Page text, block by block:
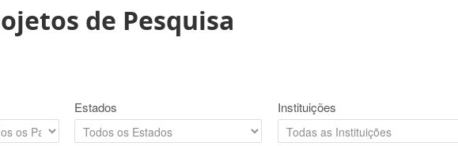
de Pesquisa
Estados Instituições